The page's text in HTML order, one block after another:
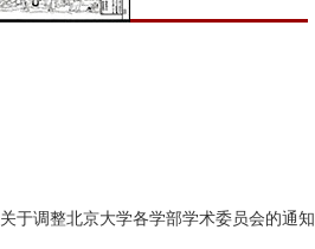
关于调整北京大学各学部学术委员会的通知